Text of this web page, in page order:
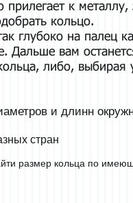
прилегает к
кольцо.
глубоко на палец
Дальше вам
либо, выбирая
и длинн
стран
размер кольца по